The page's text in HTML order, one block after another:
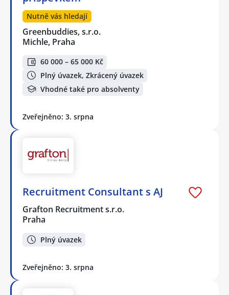
Nutně vás hledají
Greenbuddies, s.r.o.
Michle, Praha
60 000 – 65 000 Kč
Plný úvazek, Zkrácený úvazek
Vhodné také pro absolventy
Zveřejněno: 3. srpna
Recruitment Consultant s AJ
Grafton Recruitment s.r.o.
Praha
Plný úvazek
Zveřejněno: 3. srpna